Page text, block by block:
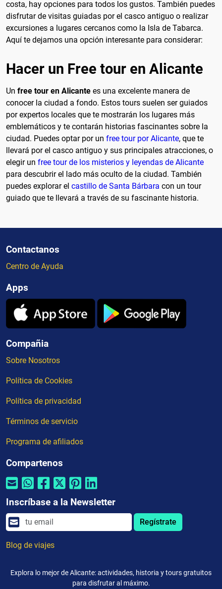
costa, hay opciones para todos los gustos. También puedes
disfrutar de visitas guiadas por el casco antiguo o realizar
excursiones a lugares cercanos como la Isla de Tabarca.
Aquí te dejamos una opción interesante para considerar:
Hacer un Free tour en Alicante
Un free tour en Alicante es una excelente manera de
conocer la ciudad a fondo. Estos tours suelen ser guiados
por expertos locales que te mostrarán los lugares más
emblemáticos y te contarán historias fascinantes sobre la
ciudad. Puedes optar por un free tour por Alicante, que te
llevará por el casco antiguo y sus principales atracciones, o
elegir un free tour de los misterios y leyendas de Alicante
para descubrir el lado más oculto de la ciudad. También
puedes explorar el castillo de Santa Bárbara con un tour
guiado que te llevará a través de su fascinante historia.
Contactanos
Centro de Ayuda
Apps
Compañia
Sobre Nosotros
Política de Cookies
Política de privacidad
Términos de servicio
Programa de afiliados
Compartenos
Inscríbase a la Newsletter
Regístrate
Blog de viajes
Explora lo mejor de Alicante: actividades, historia y tours gratuitos
para disfrutar al máximo.